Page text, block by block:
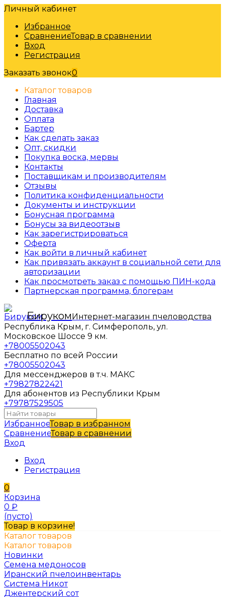
Личный кабинет
Избранное
СравнениеТовар в сравнении
Вход
Регистрация
Заказать звонок0
Каталог товаров
Главная
Доставка
Оплата
Бартер
Как сделать заказ
Опт, скидки
Покупка воска, мервы
Контакты
Поставщикам и производителям
Отзывы
Политика конфиденциальности
Документы и инструкции
Бонусная программа
Бонусы за видеоотзыв
Как зарегистрироваться
Оферта
Как войти в личный кабинет
Как привязать аккаунт в социальной сети для
авторизации
Как просмотреть заказ с помощью ПИН-кода
Партнерская программа, блогерам
БирукомИнтернет-магазин пчеловодства
Республика Крым, г. Симферополь, ул.
Московское Шоссе 9 км.
+78005502043
Бесплатно по всей России
+78005502043
Для мессенджеров в т.ч. МАКС
+79827822421
Для абонентов из Республики Крым
+79787529505
ИзбранноеТовар в избранном
СравнениеТовар в сравнении
Вход
Вход
Регистрация
0
Корзина
0 ₽
(пусто)
Товар в корзине!
Каталог товаров
Каталог товаров
Новинки
Семена медоносов
Иранский пчелоинвентарь
Система Никот
Джентерский сот